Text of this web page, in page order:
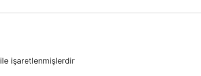
ile işaretlenmişlerdir